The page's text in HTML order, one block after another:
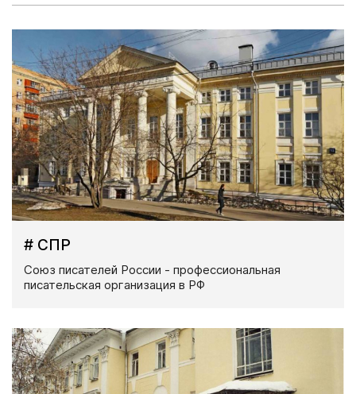
# СПР
Союз писателей России - профессиональная
писательская организация в РФ